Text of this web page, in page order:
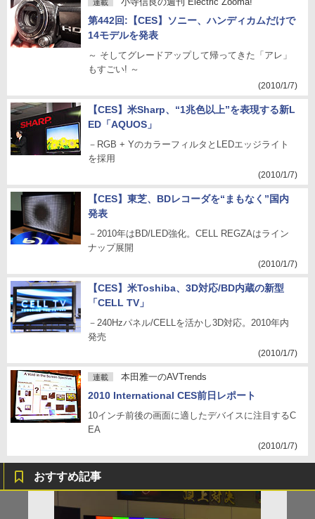
連載
第442回:【CES】ソニー、ハンディカムだけで
14モデルを発表
～ そしてグレードアップして帰ってきた「アレ」
もすごい! ～
(2010/1/7)
【CES】米Sharp、“1兆色以上”を表現する新L
ED「AQUOS」
－RGB + YのカラーフィルタとLEDエッジライト
を採用
(2010/1/7)
【CES】東芝、BDレコーダを“まもなく”国内
発表
－2010年はBD/LED強化。CELL REGZAはライン
ナップ展開
(2010/1/7)
【CES】米Toshiba、3D対応/BD内蔵の新型
「CELL TV」
－240Hzパネル/CELLを活かし3D対応。2010年内
発売
(2010/1/7)
連載 本田雅一のAVTrends
2010 International CES前日レポート
10インチ前後の画面に適したデバイスに注目するC
EA
(2010/1/7)
おすすめ記事